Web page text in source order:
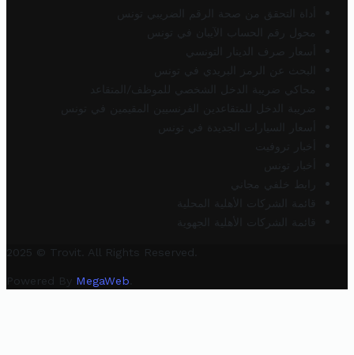
أداة التحقق من صحة الرقم الضريبي تونس
محول رقم الحساب الآيبان في تونس
أسعار صرف الدينار التونسي
البحث عن الرمز البريدي في تونس
محاكي ضريبة الدخل الشخصي للموظف/المتقاعد
ضريبة الدخل للمتقاعدين الفرنسيين المقيمين في تونس
أسعار السيارات الجديدة في تونس
أخبار تروفيت
أخبار تونس
رابط خلفي مجاني
قائمة الشركات الأهلية المحلية
قائمة الشركات الأهلية الجهوية
2025 © Trovit. All Rights Reserved.
Powered By MegaWeb